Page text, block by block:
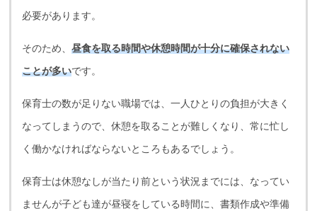
必要があります。
そのため、昼食を取る時間や休憩時間が十分に確保されない
ことが多いです。
保育士の数が足りない職場では、一人ひとりの負担が大きく
なってしまうので、休憩を取ることが難しくなり、常に忙し
く働かなければならないところもあるでしょう。
保育士は休憩なしが当たり前という状況までには、なってい
ませんが子ども達が昼寝をしている時間に、書類作成や準備